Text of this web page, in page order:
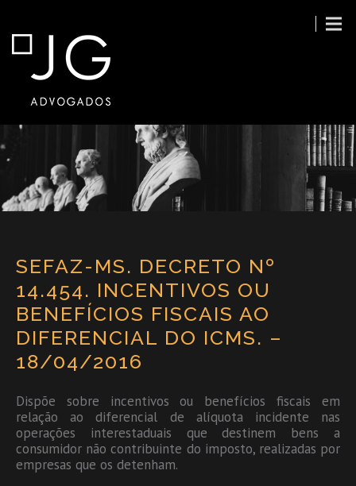
SEFAZ-MS. DECRETO Nº
14.454. INCENTIVOS OU
BENEFÍCIOS FISCAIS AO
DIFERENCIAL DO ICMS. –
18/04/2016
Dispõe sobre incentivos ou benefícios fiscais em
relação ao diferencial de alíquota incidente nas
operações interestaduais que destinem bens a
consumidor não contribuinte do imposto, realizadas por
empresas que os detenham.